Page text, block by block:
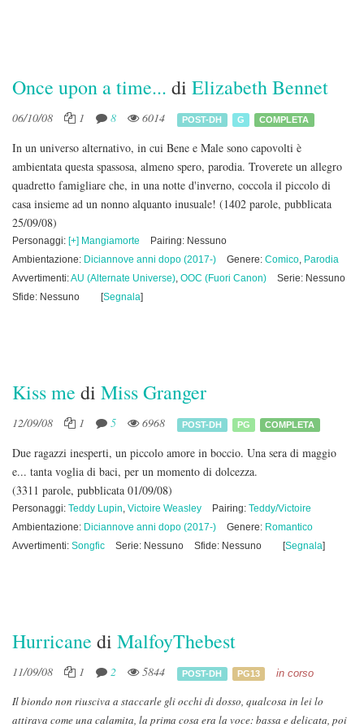
Once upon a time... di Elizabeth Bennet
06/10/08 1 8 6014 POST-DH G COMPLETA
In un universo alternativo, in cui Bene e Male sono capovolti è
ambientata questa spassosa, almeno spero, parodia. Troverete un allegro
quadretto famigliare che, in una notte d'inverno, coccola il piccolo di
casa insieme ad un nonno alquanto inusuale! (1402 parole, pubblicata
25/09/08)
Personaggi: [+] Mangiamorte
Pairing: Nessuno
Ambientazione: Diciannove anni dopo (2017-) Genere: Comico, Parodia
Avvertimenti:AU (Alternate Universe), OOC (Fuori Canon)
Serie: Nessuno
Sfide: Nessuno
[Segnala]
Kiss me di Miss Granger
12/09/08 1 5 6968 POST-DH PG COMPLETA
Due ragazzi inesperti, un piccolo amore in boccio. Una sera di maggio
e... tanta voglia di baci, per un momento di dolcezza.
(3311 parole, pubblicata 01/09/08)
Personaggi: Teddy Lupin, Victoire Weasley Pairing: Teddy/Victoire
Ambientazione: Diciannove anni dopo (2017-) Genere: Romantico
Avvertimenti: Songfic Serie: Nessuno Sfide: Nessuno [Segnala]
Hurricane di MalfoyThebest
11/09/08 1 2 5844 POST-DH PG13 in corso
Il biondo non riusciva a staccarle gli occhi di dosso, qualcosa in lei lo
attirava come una calamita, la prima cosa era la voce: bassa e delicata, poi